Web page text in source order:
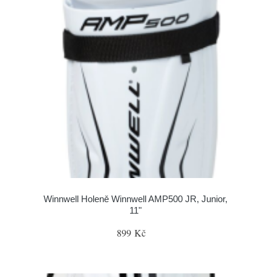
Winnwell Holeně Winnwell AMP500 JR, Junior,
11"
899 Kč